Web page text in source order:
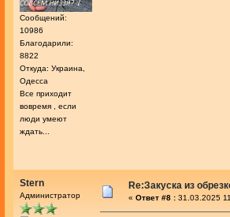
Сообщений:
10986
Благодарили:
8822
Откуда: Украина,
Одесса
Все приходит
вовремя , если
люди умеют
ждать...
Stern
Администратор
Re:Закуска из
« Ответ #8 : 31.03.2025